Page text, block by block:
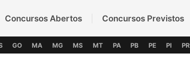
Concursos Abertos Concursos Previstos
GO MA MG MS MT PA PB PE PI PR